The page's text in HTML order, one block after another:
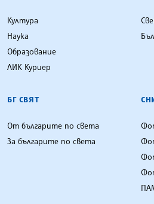
Култура
Наука
Образование
ЛИК Куриер
БГ СВЯТ
От българите по света
За българите по света